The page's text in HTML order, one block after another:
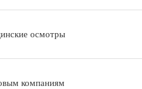
осмотры
компаниям